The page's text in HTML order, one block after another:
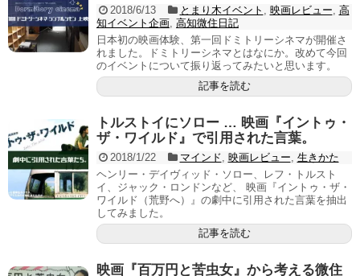
2018/6/13 とまり木イベント , 映画レビュー, 高
知イベント企画, 高知微住日記
日本初の映画体験、第一回ドミトリーシネマが開催さ
れました。ドミトリーシネマとはなにか。改めて今回
のイベントについて振り返ってみたいと思います。
記事を読む
トルストイにソロー … 映画『イントゥ・
ザ・ワイルド』で引用された言葉。
2018/1/22 マインド, 映画レビュー, 生きかた
ヘンリー・デイヴィッド・ソロー、レフ・トルスト
イ、ジャック・ロンドンなど、 映画『イントゥ・ザ・
ワイルド（荒野へ）』の劇中に引用された言葉を抽出
してみました。
記事を読む
映画『百万円と苦虫女』から考える微住